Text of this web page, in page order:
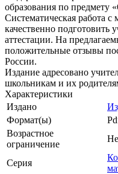
образования по
Систематическая работа
качественно подготовить
аттестации. На
положительные отзывы
России.
Издание адресовано
школьникам и их
Характеристики
Издано
Формат(ы)
Возрастное
ограничение
Серия